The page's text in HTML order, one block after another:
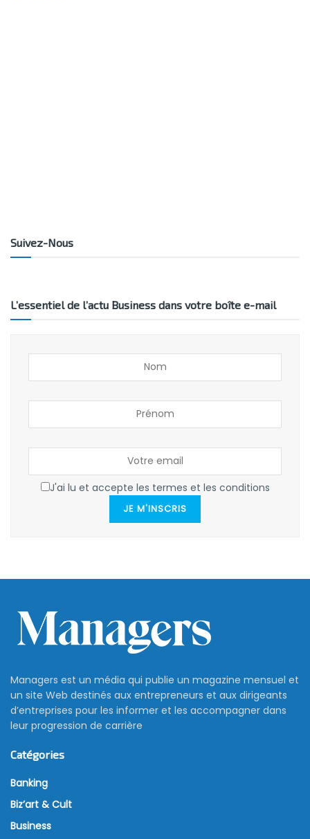
Suivez-Nous
L’essentiel de l’actu Business dans votre boîte e-mail
J'ai lu et accepte les termes et les conditions
JE M'INSCRIS
Managers est un média qui publie un magazine mensuel et
un site Web destinés aux entrepreneurs et aux dirigeants
d’entreprises pour les informer et les accompagner dans
leur progression de carrière
Catégories
Banking
Biz’art & Cult
Business